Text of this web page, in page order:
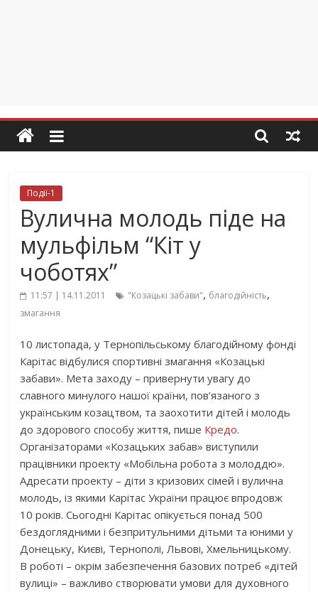
Події-1
Вулична молодь піде на
мульфільм “Кіт у
чоботях”
11:57 | 14.11.2011 "Козацькі забави", благодійність,
змагання
10 листопада, у Тернопільському благодійному фонді
Карітас відбулися спортивні змагання «Козацькі
забави». Мета заходу – привернути увагу до
славного минулого нашої країни, пов’язаного з
українським козацтвом, та заохотити дітей і молодь
до здорового способу життя, пише Кредо.
Організаторами «Козацьких забав» виступили
працівники проекту «Мобільна робота з молоддю».
Адресати проекту – діти з кризових сімей і вулична
молодь, із якими Карітас України працює впродовж
10 років. Сьогодні Карітас опікується понад 500
бездоглядними і безпритульними дітьми та юними у
Донецьку, Києві, Тернополі, Львові, Хмельницькому.
В роботі – окрім забезпечення базових потреб «дітей
вулиці» – важливо створювати умови для духовного